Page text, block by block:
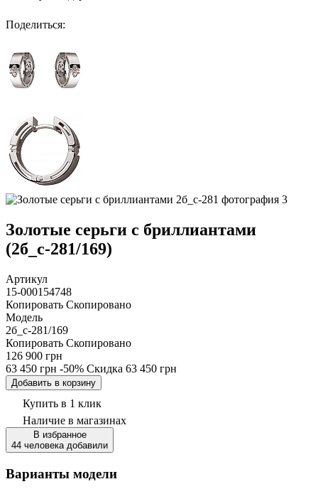
Поделиться:
Золотые серьги с бриллиантами
(2б_с-281/169)
Артикул
15-000154748
Копировать Скопировано
Модель
2б_с-281/169
Копировать Скопировано
126 900 грн
63 450 грн -50% Скидка 63 450 грн
Добавить в корзину
Купить в 1 клик
Наличие в магазинах
В избранное
44 человека добавили
Варианты модели